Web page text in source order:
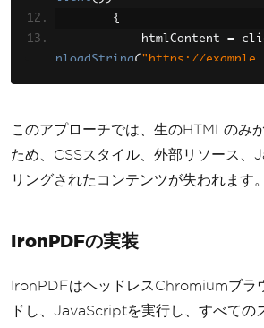
{
            htmlContent
=
nloadString( "https://
var report = new
var htmlTextBox = new
k.Reporting. HtmlTextBox()
};
x);
このアプローチでは、生のHTMLのみ
ため、CSSスタイル、外部リソース
リングされたコンテンツが失われます。
IronPDFの実装
IronPDFはヘッドレスChromiumブラ
ドし、JavaScriptを実行し、すべての